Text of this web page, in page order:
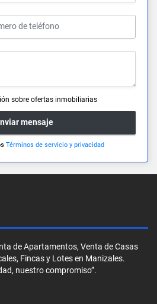
sobre ofertas inmobiliarias
mensaje
Términos de servicio y privacidad
de Apartamentos, Venta de Casas
Fincas y Lotes en Manizales.
nuestro compromiso”.